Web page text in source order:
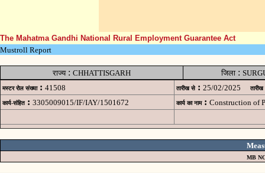
The Mahatma Gandhi National Rural Employment Guarantee Act
Mustroll Report
राज्य: CHHATTISGARH जिला:
मस्टर रोल संख्या : 41508 तारीख से : 25/02/2025 तारीख
कार्य-संहित : 3305009015/IF/IAY/1501672 कार्य का नाम : Construction of
MB